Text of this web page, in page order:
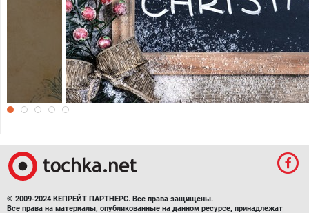
Красивые обои на Рождество
© 2009-2024 КЕПРЕЙТ ПАРТНЕРС. Все права защищены.
Все права на материалы, опубликованные на данном ресурсе, принадлежат